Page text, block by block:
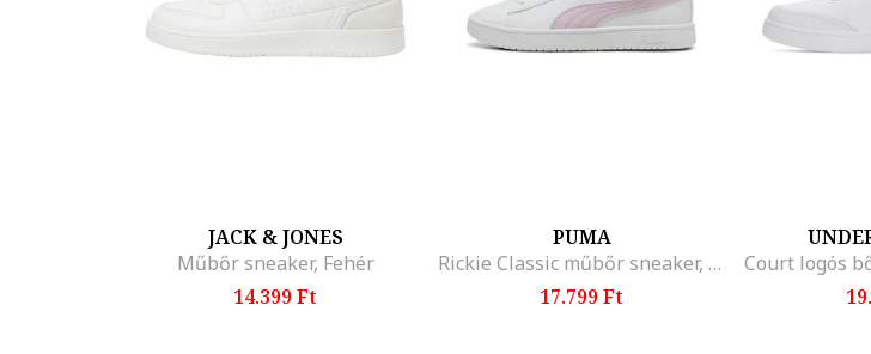
JACK & JONES
Műbőr sneaker, Fehér
14.399 Ft
PUMA
Rickie Classic műbőr sneaker, Fehér/Halvány rózsaszín
17.799 Ft